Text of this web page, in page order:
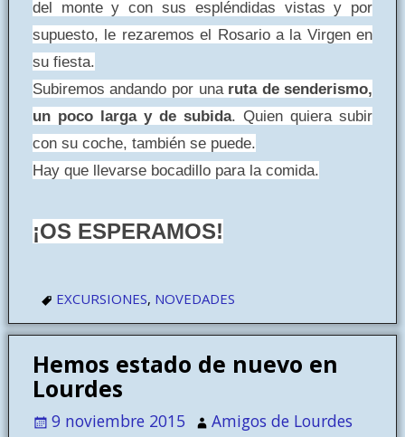
del monte y con sus espléndidas vistas y por
supuesto, le rezaremos el Rosario a la Virgen en
su fiesta.
Subiremos andando por una ruta de senderismo,
un poco larga y de subida. Quien quiera subir
con su coche, también se puede.
Hay que llevarse bocadillo para la comida.
¡OS ESPERAMOS!
EXCURSIONES, NOVEDADES
Hemos estado de nuevo en
Lourdes
9 noviembre 2015 Amigos de Lourdes